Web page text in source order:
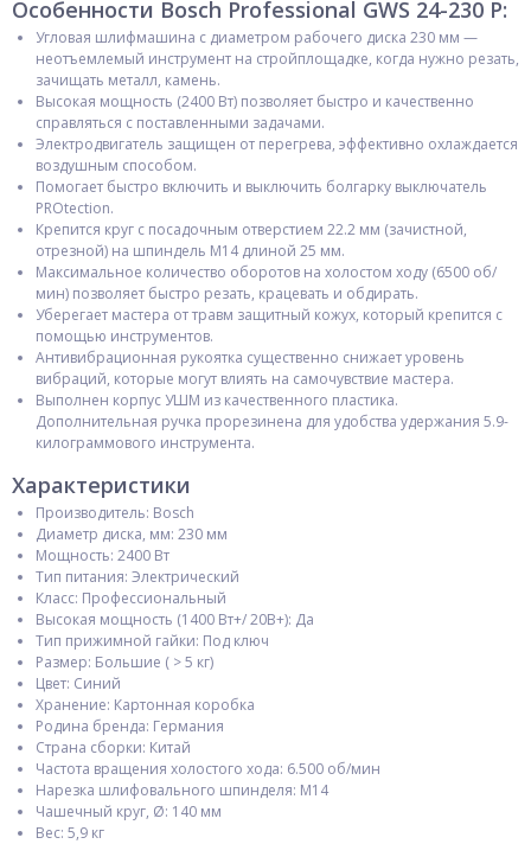
Особенности Bosch Professional GWS 24-230 P:
Угловая шлифмашина с диаметром рабочего диска 230 мм —
неотъемлемый инструмент на стройплощадке, когда нужно резать,
зачищать металл, камень.
Высокая мощность (2400 Вт) позволяет быстро и качественно
справляться с поставленными задачами.
Электродвигатель защищен от перегрева, эффективно охлаждается
воздушным способом.
Помогает быстро включить и выключить болгарку выключатель
PROtection.
Крепится круг с посадочным отверстием 22.2 мм (зачистной,
отрезной) на шпиндель М14 длиной 25 мм.
Максимальное количество оборотов на холостом ходу (6500 об/
мин) позволяет быстро резать, крацевать и обдирать.
Уберегает мастера от травм защитный кожух, который крепится с
помощью инструментов.
Антивибрационная рукоятка существенно снижает уровень
вибраций, которые могут влиять на самочувствие мастера.
Выполнен корпус УШМ из качественного пластика.
Дополнительная ручка прорезинена для удобства удержания 5.9-
килограммового инструмента.
Характеристики
Производитель: Bosch
Диаметр диска, мм: 230 мм
Мощность: 2400 Вт
Тип питания: Электрический
Класс: Профессиональный
Высокая мощность (1400 Вт+/ 20В+): Да
Тип прижимной гайки: Под ключ
Размер: Большие ( > 5 кг)
Цвет: Синий
Хранение: Картонная коробка
Родина бренда: Германия
Страна сборки: Китай
Частота вращения холостого хода: 6.500 об/мин
Нарезка шлифовального шпинделя: M14
Чашечный круг, Ø: 140 мм
Вес: 5,9 кг